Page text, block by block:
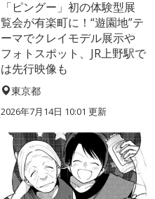
「ピングー」初の体験型展
覧会が有楽町に！“遊園地”テ
ーマでクレイモデル展示や
フォトスポット、JR上野駅で
は先行映像も
東京都
2026年7月14日 10:01 更新